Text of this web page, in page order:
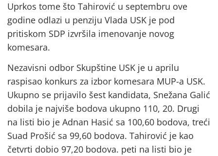
Uprkos tome što Tahirović u septembru ove
godine odlazi u penziju Vlada USK je pod
pritiskom SDP izvršila imenovanje novog
komesara.
Nezavisni odbor Skupštine USK je u aprilu
raspisao konkurs za izbor komesara MUP-a USK.
Ukupno se prijavilo šest kandidata, Snežana Galić
dobila je najviše bodova ukupno 110, 20. Drugi
na listi bio je Adnan Hasić sa 100,60 bodova, treći
Suad Prošić sa 99,60 bodova. Tahirović je kao
četvrti dobio 97,20 bodova. peti na listi bio je